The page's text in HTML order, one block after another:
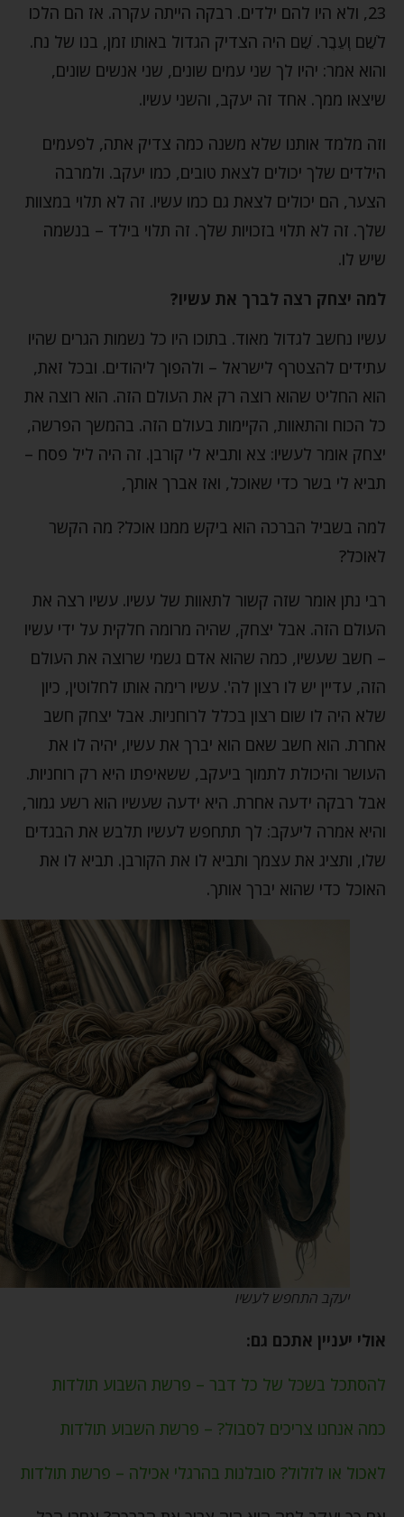
23, ולא היו להם ילדים. רבקה הייתה עקרה. אז הם הלכו
לשֵׁם וְעֵבֶר. שֵׁם היה הצדיק הגדול באותו זמן, בנו של נח.
והוא אמר: יהיו לך שני עמים שונים, שני אנשים שונים,
שיצאו ממך. אחד זה יעקב, והשני עשיו.
וזה מלמד אותנו שלא משנה כמה צדיק אתה, לפעמים
הילדים שלך יכולים לצאת טובים, כמו יעקב. ולמרבה
הצער, הם יכולים לצאת גם כמו עשיו. זה לא תלוי במצוות
שלך. זה לא תלוי בזכויות שלך. זה תלוי בילד – בנשמה
שיש לו.
למה יצחק רצה לברך את עשיו?
עשיו נחשב לגדול מאוד. בתוכו היו כל נשמות הגרים שהיו
עתידים להצטרף לישראל – ולהפוך ליהודים. ובכל זאת,
הוא החליט שהוא רוצה רק את העולם הזה. הוא רוצה את
כל הכוח והתאוות, הקיימות בעולם הזה. בהמשך הפרשה,
יצחק אומר לעשיו: צא ותביא לי קורבן. זה היה ליל פסח –
תביא לי בשר כדי שאוכל, ואז אברך אותך,
למה בשביל הברכה הוא ביקש ממנו אוכל? מה הקשר
לאוכל?
רבי נתן אומר שזה קשור לתאוות של עשיו. עשיו רצה את
העולם הזה. אבל יצחק, שהיה מרומה חלקית על ידי עשיו
– חשב שעשיו, כמה שהוא אדם גשמי שרוצה את העולם
הזה, עדיין יש לו רצון לה'. עשיו רימה אותו לחלוטין, כיון
שלא היה לו שום רצון בכלל לרוחניות. אבל יצחק חשב
אחרת. הוא חשב שאם הוא יברך את עשיו, יהיה לו את
העושר והיכולת לתמוך ביעקב, ששאיפתו היא רק רוחניות.
אבל רבקה ידעה אחרת. היא ידעה שעשיו הוא רשע גמור,
והיא אמרה ליעקב: לך תתחפש לעשיו תלבש את הבגדים
שלו, ותציג את עצמך ותביא לו את הקורבן. תביא לו את
האוכל כדי שהוא יברך אותך.
יעקב התחפש לעשיו
אולי יעניין אתכם גם:
להסתכל בשכל של כל דבר – פרשת השבוע תולדות
כמה אנחנו צריכים לסבול? – פרשת השבוע תולדות
לאכול או לזלול? סובלנות בהרגלי אכילה – פרשת תולדות